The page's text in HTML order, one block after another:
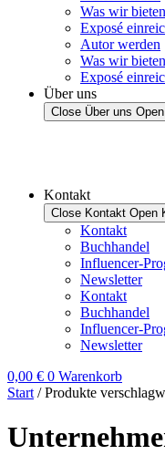
Was wir bieten
Exposé
Autor werden
Was wir bieten
Exposé
Über uns
Close Über uns
Kontakt
Close Kontakt Open
Kontakt
Buchhandel
Influencer-
Newsletter
Kontakt
Buchhandel
Influencer-
Newsletter
0,00 € 0 Warenkorb
Start / Produkte